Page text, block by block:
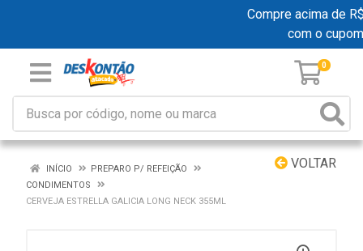
Compre acima de
com o
0
VOLTAR
INÍCIO
PREPARO P/ REFEIÇÃO
CONDIMENTOS
CERVEJA ESTRELLA GALICIA LONG NECK 355ML